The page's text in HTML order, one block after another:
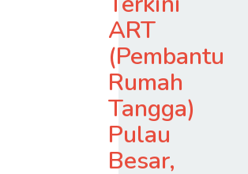
ART
(Pembantu
Rumah
Tangga)
Pulau
Besar,